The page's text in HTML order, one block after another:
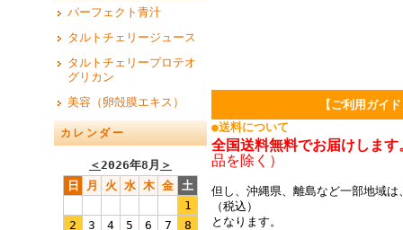
パーフェクト青汁
タルトチェリージュース
タルトチェリープロテオ
グリカン
美容（卵殻膜エキス）
カレンダー
＜2026年8月 ＞
日
月 火 水 木 金 土
1
2
3 4 5 6 7
8
【ご利用ガイ
●送料について
全国送料無料でお届けします
品を除く）
但し、沖縄県、離島など一部地域
（税込）
となります。